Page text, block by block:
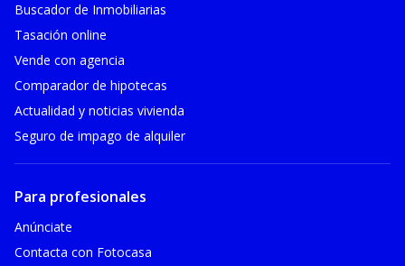
Buscador de Inmobiliarias
Tasación online
Vende con agencia
Comparador de hipotecas
Actualidad y noticias vivienda
Seguro de impago de alquiler
Para profesionales
Anúnciate
Contacta con Fotocasa